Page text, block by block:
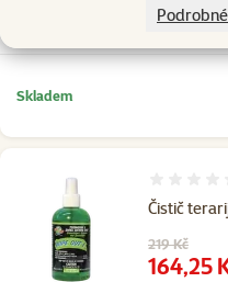
Skladem
Čistič
Původní cena
219 Kč
Cena
164,25